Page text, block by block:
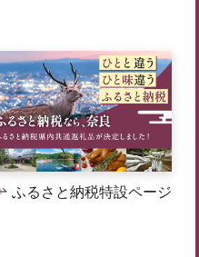
ふるさと納税特設ページ